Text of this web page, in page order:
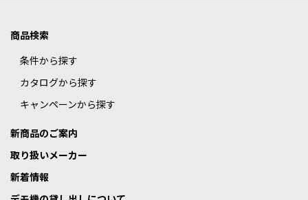
商品検索
条件から探す
カタログから探す
キャンペーンから探す
新商品のご案内
取り扱いメーカー
新着情報